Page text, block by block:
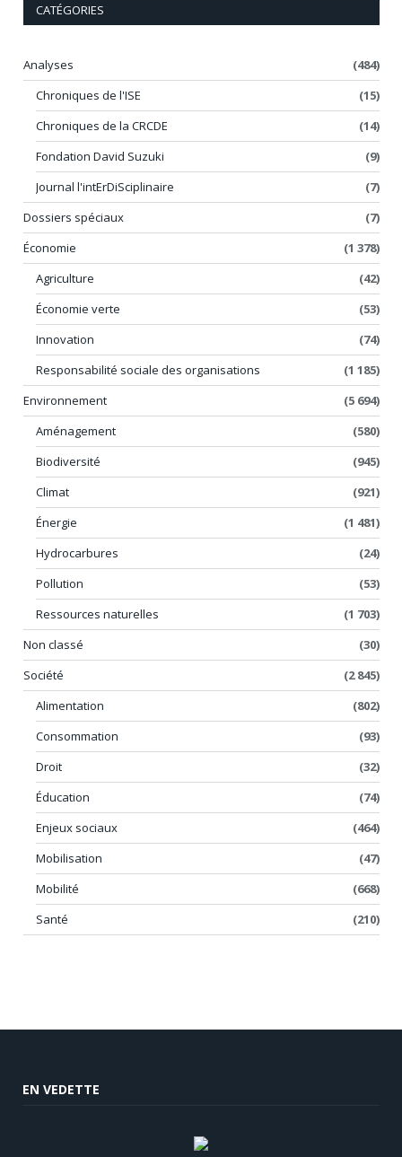
CATÉGORIES
Analyses
(484)
Chroniques de l'ISE
(15)
Chroniques de la CRCDE
(14)
Fondation David Suzuki
(9)
Journal l'intErDiSciplinaire
(7)
Dossiers spéciaux
(7)
Économie
(1 378)
Agriculture
(42)
Économie verte
(53)
Innovation
(74)
Responsabilité sociale des organisations
(1 185)
Environnement
(5 694)
Aménagement
(580)
Biodiversité
(945)
Climat
(921)
Énergie
(1 481)
Hydrocarbures
(24)
Pollution
(53)
Ressources naturelles
(1 703)
Non classé
(30)
Société
(2 845)
Alimentation
(802)
Consommation
(93)
Droit
(32)
Éducation
(74)
Enjeux sociaux
(464)
Mobilisation
(47)
Mobilité
(668)
Santé
(210)
EN VEDETTE